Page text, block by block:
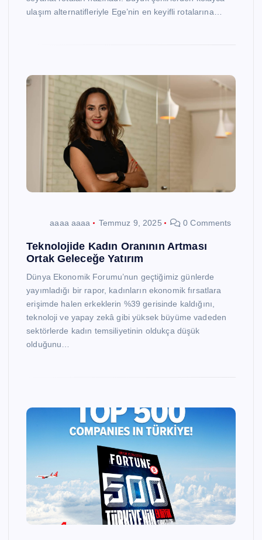
ulaşım alternatifleriyle Ege’nin en keyifli rotalarına…
aaaa aaaa Temmuz 9, 2025 0 Comments
Teknolojide Kadın Oranının Artması
Ortak Geleceğe Yatırım
Dünya Ekonomik Forumu’nun geçtiğimiz günlerde
yayımladığı bir rapor, kadınların ekonomik fırsatlara
erişimde halen erkeklerin %39 gerisinde kaldığını,
teknoloji ve yapay zekâ gibi yüksek büyüme vadeden
sektörlerde kadın temsiliyetinin oldukça düşük
olduğunu…